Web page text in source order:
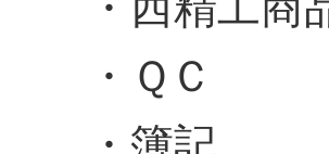
・ＱＣ